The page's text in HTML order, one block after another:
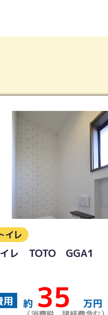
トイレ
LIXIL／アメージュ便器
費用 約 19 万円